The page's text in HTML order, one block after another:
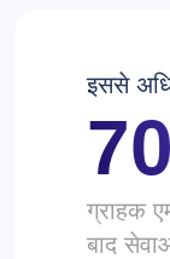
इससे
ग्राहक
बाद